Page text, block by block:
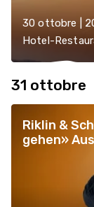
30 ottobre |
Hotel-
31 ottobre
Riklin &
gehen»